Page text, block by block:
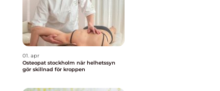
01. apr
Osteopat stockholm när helhetssyn
gör skillnad för kroppen